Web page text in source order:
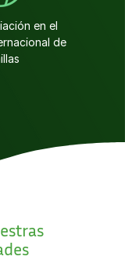
en el
de